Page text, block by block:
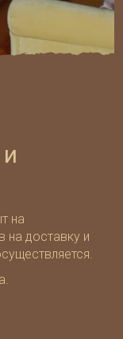
на
на доставку и